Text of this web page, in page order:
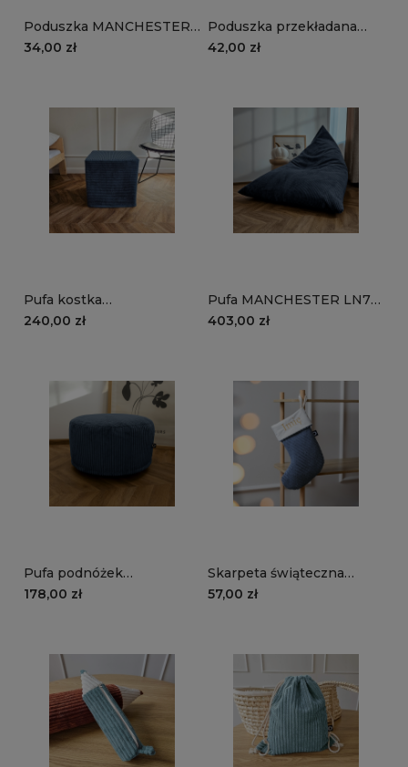
Poduszka MANCHESTER
TL77 | granatowy
34,00 zł
Poduszka przekładana
MANCHESTER LN77 |
42,00 zł
Pufa kostka
MANCHESTER LN77 |
240,00 zł
Pufa MANCHESTER LN77
| granatowy
403,00 zł
Pufa podnóżek
MANCHESTER LN77 |
178,00 zł
Skarpeta świąteczna
MANCHESTER LN77 |
57,00 zł